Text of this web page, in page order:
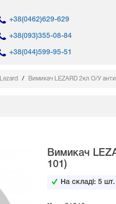
+38(0462)629-629
+38(093)355-08-84
+38(044)599-95-51
Lezard Вимикач LEZARD 2кл О/У
Вимикач
101)
На складі: 5шт.